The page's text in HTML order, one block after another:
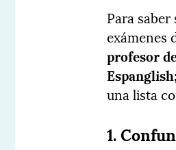
Para
exámenes
profesor
una lista
1.